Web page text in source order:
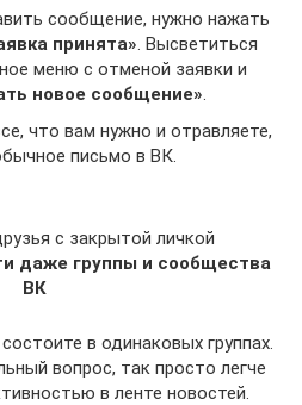
сообщение, нужно нажать
принята» . Высветиться
меню с отменой заявки и
новое сообщение»
что вам нужно и отравляете,
письмо в ВК.
с закрытой личкой
даже группы и сообщества
ВК
в одинаковых группах.
вопрос, так просто легче
в ленте новостей.